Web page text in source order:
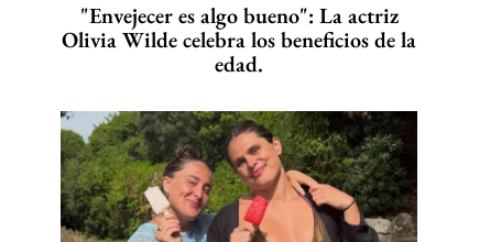
"Envejecer es algo bueno": La actriz
Olivia Wilde celebra los beneficios de la
edad.